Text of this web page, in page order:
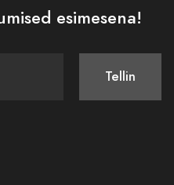
esimesena!
Tellin